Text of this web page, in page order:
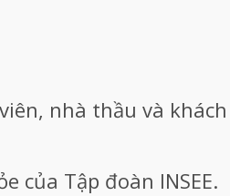
nhà thầu và
của Tập đoàn INSEE.